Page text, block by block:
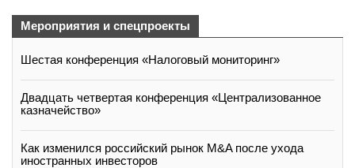
Мероприятия и спецпроекты
Шестая конференция «Налоговый мониторинг»
Двадцать четвертая конференция «Централизованное
казначейство»
Как изменился российский рынок M&A после ухода
иностранных инвесторов